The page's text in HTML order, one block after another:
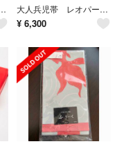
系兵児帯 へこ帯 日本製 大人兵児帯 レオパード ブラック 長尺ジャガード兵児帯 半幅帯
¥ 6,300